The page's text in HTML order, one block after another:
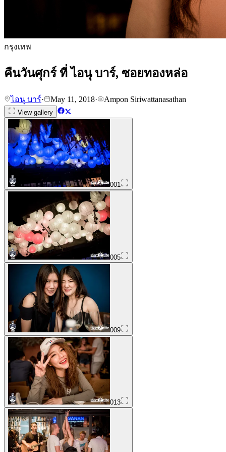
กรุงเทพ
คืนวันศุกร์ ที่ ไอนุ บาร์, ซอยทองหล่อ
ไอนุ บาร์· May 11, 2018· Ampon Siriwattanasathan
View gallery
001
005
009
013